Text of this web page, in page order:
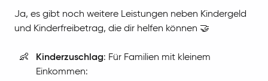
Ja, es gibt noch weitere Leistungen neben Kindergeld
und Kinderfreibetrag, die dir helfen können 🤝
👶 Kinderzuschlag: Für Familien mit kleinem
Einkommen: